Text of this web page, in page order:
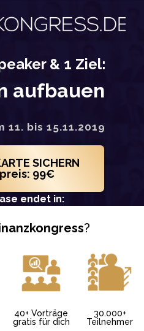
& 1 Ziel:
aufbauen
11. bis 15.11.2019
SICHERN
99€
endet in:
?
40+ Vorträge
gratis für dich
30.000+
Teilnehmer